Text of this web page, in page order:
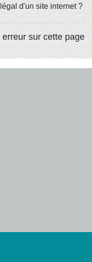
d'un site internet ?
sur cette page